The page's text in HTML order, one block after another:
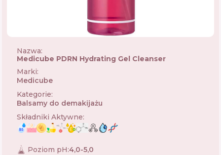
Nazwa:
Medicube PDRN Hydrating Gel Cleanser
Marki:
Medicube
Kategorie:
Balsamy do demakijażu
Składniki Aktywne:
Poziom pH:4,0-5,0